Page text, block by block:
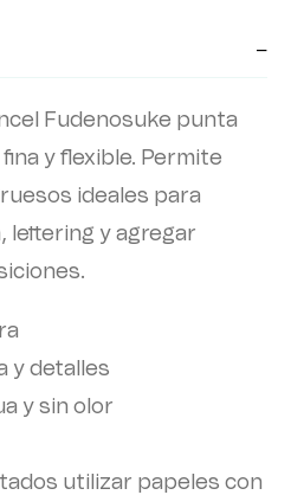
Fudenosuke punta
y flexible. Permite
ideales para
lettering y agregar
y detalles
y sin olor
utilizar papeles con